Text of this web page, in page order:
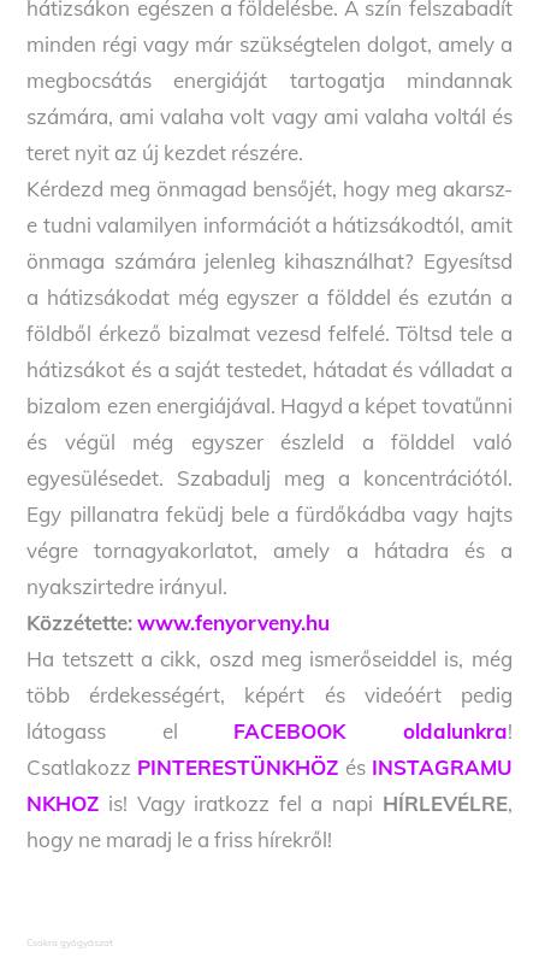
hátizsákon egészen a földelésbe. A szín felszabadít
minden régi vagy már szükségtelen dolgot, amely a
megbocsátás energiáját tartogatja mindannak
számára, ami valaha volt vagy ami valaha voltál és
teret nyit az új kezdet részére.
Kérdezd meg önmagad bensőjét, hogy meg akarsz-
e tudni valamilyen információt a hátizsákodtól, amit
önmaga számára jelenleg kihasználhat? Egyesítsd
a hátizsákodat még egyszer a földdel és ezután a
földből érkező bizalmat vezesd felfelé. Töltsd tele a
hátizsákot és a saját testedet, hátadat és válladat a
bizalom ezen energiájával. Hagyd a képet tovatűnni
és végül még egyszer észleld a földdel való
egyesülésedet. Szabadulj meg a koncentrációtól.
Egy pillanatra feküdj bele a fürdőkádba vagy hajts
végre tornagyakorlatot, amely a hátadra és a
nyakszirtedre irányul.
Közzétette: www.fenyorveny.hu
Ha tetszett a cikk, oszd meg ismerőseiddel is, még
több érdekességért, képért és videóért pedig
látogass el FACEBOOK oldalunkra!
Csatlakozz PINTERESTÜNKHÖZ és INSTAGRAMU
NKHOZ is! Vagy iratkozz fel a napi HÍRLEVÉLRE,
hogy ne maradj le a friss hírekről!
Csakra gyógyászat